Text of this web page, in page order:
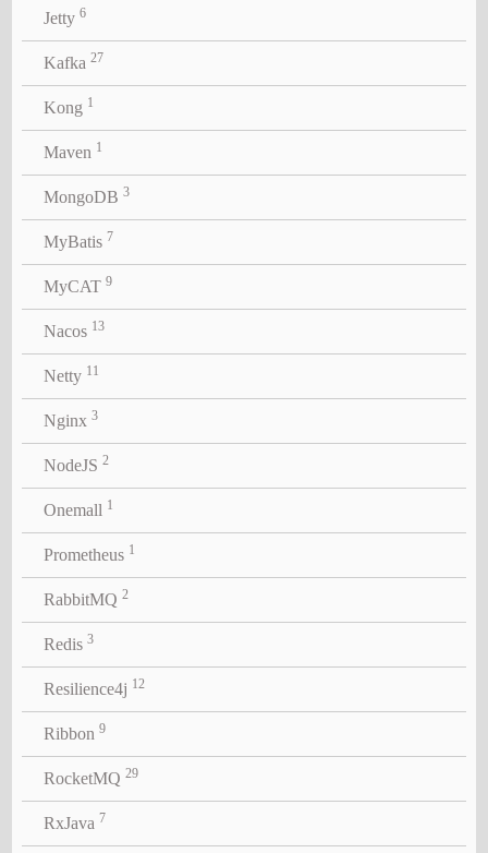
Jetty 6
Kafka 27
Kong 1
Maven 1
MongoDB 3
MyBatis 7
MyCAT 9
Nacos 13
Netty 11
Nginx 3
NodeJS 2
Onemall 1
Prometheus 1
RabbitMQ 2
Redis 3
Resilience4j 12
Ribbon 9
RocketMQ 29
RxJava 7